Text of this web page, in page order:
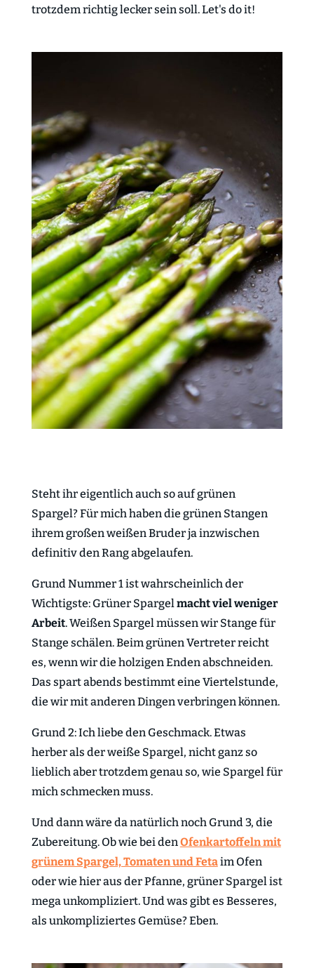
trotzdem richtig lecker sein soll. Let's do it!
Steht ihr eigentlich auch so auf grünen
Spargel? Für mich haben die grünen Stangen
ihrem großen weißen Bruder ja inzwischen
definitiv den Rang abgelaufen.
Grund Nummer 1 ist wahrscheinlich der
Wichtigste: Grüner Spargelmacht viel weniger
Arbeit. Weißen Spargel müssen wir Stange für
Stange schälen. Beim grünen Vertreter reicht
es, wenn wir die holzigen Enden abschneiden.
Das spart abends bestimmt eine Viertelstunde,
die wir mit anderen Dingen verbringen können.
Grund 2: Ich liebe den Geschmack. Etwas
herber als der weiße Spargel, nicht ganz so
lieblich aber trotzdem genau so, wie Spargel für
mich schmecken muss.
Und dann wäre da natürlich noch Grund 3, die
Zubereitung. Ob wie bei denOfenkartoffeln mit
grünem Spargel, Tomaten und Fetaim Ofen
oder wie hier aus der Pfanne, grüner Spargel ist
mega unkompliziert. Und was gibt es Besseres,
als unkompliziertes Gemüse? Eben.